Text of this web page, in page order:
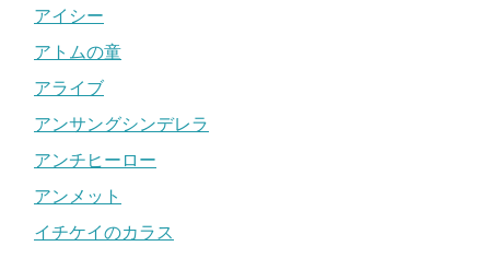
アイシー
アトムの童
アライブ
アンサングシンデレラ
アンチヒーロー
アンメット
イチケイのカラス